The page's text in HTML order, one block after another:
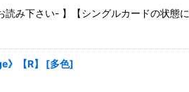
読み下さい- 】【シングルカードの状
【R】 [多色]